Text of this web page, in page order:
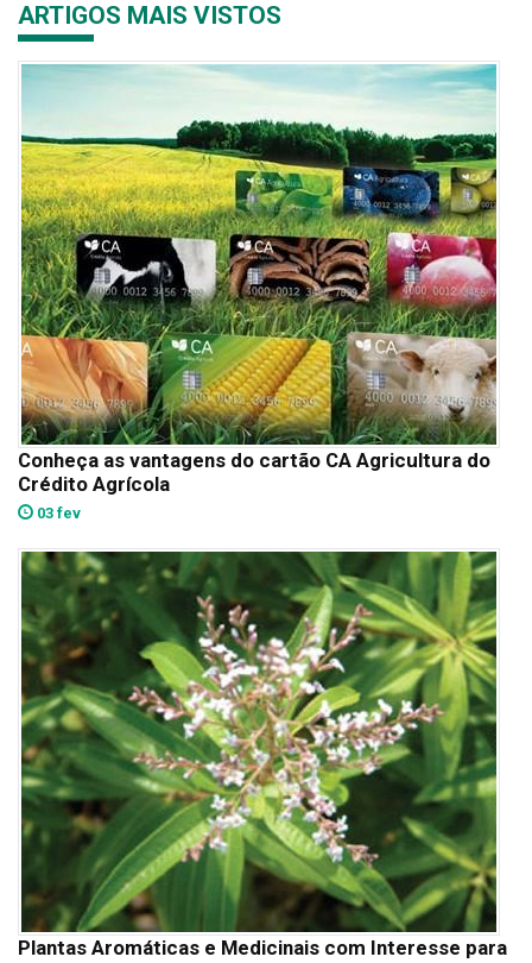
ARTIGOS MAIS VISTOS
Conheça as vantagens do cartão CA Agricultura do
Crédito Agrícola
03 fev
Plantas Aromáticas e Medicinais com Interesse para